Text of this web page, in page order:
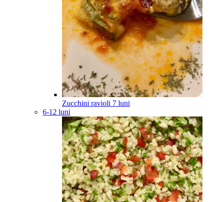
Zucchini ravioli 7 luni
6-12 luni